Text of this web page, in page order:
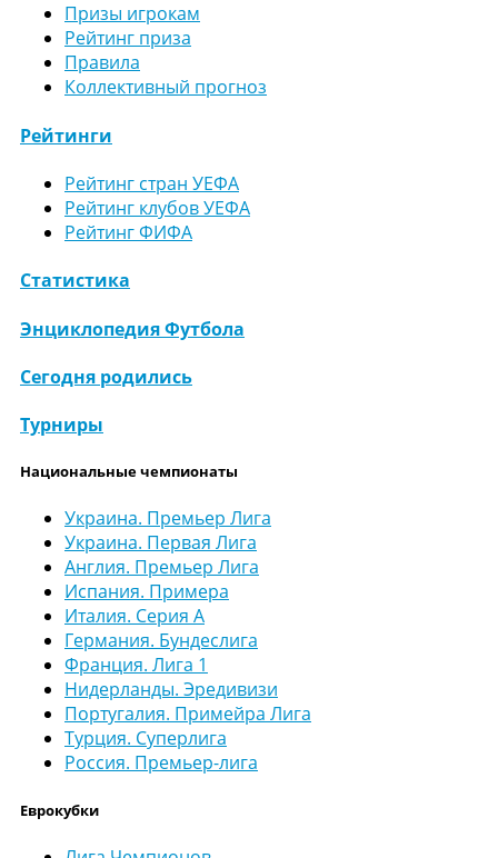
Призы игрокам
Рейтинг приза
Правила
Коллективный прогноз
Рейтинги
Рейтинг стран УЕФА
Рейтинг клубов УЕФА
Рейтинг ФИФА
Статистика
Энциклопедия Футбола
Сегодня родились
Турниры
Национальные чемпионаты
Украина. Премьер Лига
Украина. Первая Лига
Англия. Премьер Лига
Испания. Примера
Италия. Серия А
Германия. Бундеслига
Франция. Лига 1
Нидерланды. Эредивизи
Португалия. Примейра Лига
Турция. Суперлига
Россия. Премьер-лига
Еврокубки